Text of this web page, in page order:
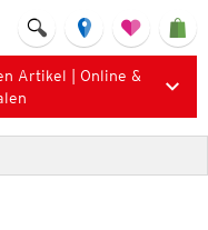
Artikel | Online &